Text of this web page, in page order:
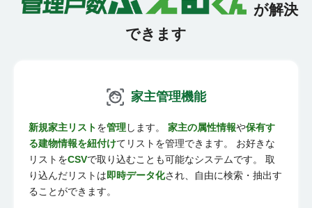
が解決
できます
家主管理機能
新規家主リストを管理します。 家主の属性情報や保有す
る建物情報を紐付けてリストを管理できます。 お好きな
リストをCSVで取り込むことも可能なシステムです。 取
り込んだリストは即時データ化され、自由に検索・抽出す
ることができます。